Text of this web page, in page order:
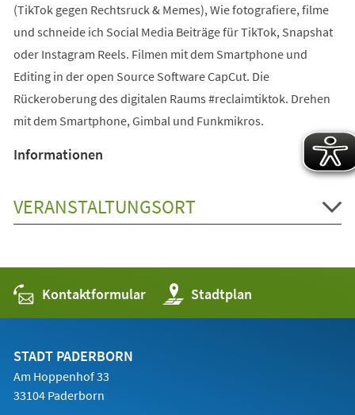
(TikTok gegen Rechtsruck & Memes), Wie fotografiere, filme
und schneide ich Social Media Beiträge für TikTok, Snapshat
oder Instagram Reels. Filmen mit dem Smartphone und
Editing in der open Source Software CapCut. Die
Rückeroberung des digitalen Raums #reclaimtiktok. Drehen
mit dem Smartphone, Gimbal und Funkmikros.
Informationen
VERANSTALTUNGSORT
Kontaktformular Stadtplan
(Öffnet
in
einem
STADT PADERBORN
Am Hoppenhof 33
33104 Paderborn